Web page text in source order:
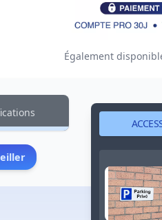
Également